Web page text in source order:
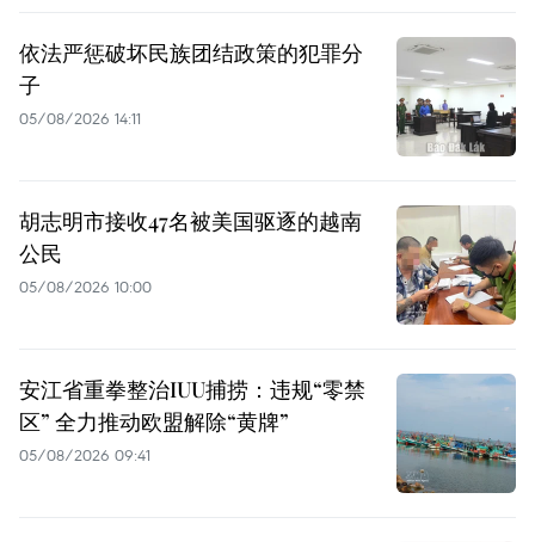
依法严惩破坏民族团结政策的犯罪分
子
05/08/2026 14:11
胡志明市接收47名被美国驱逐的越南
公民
05/08/2026 10:00
安江省重拳整治IUU捕捞：违规“零禁
区” 全力推动欧盟解除“黄牌”
05/08/2026 09:41